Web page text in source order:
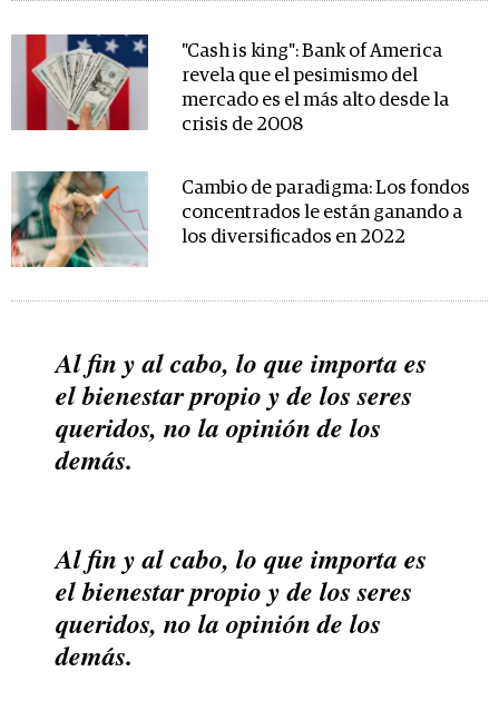
"Cash is king": Bank of America
revela que el pesimismo del
mercado es el más alto desde la
crisis de 2008
Cambio de paradigma: Los fondos
concentrados le están ganando a
los diversificados en 2022
Al fin y al cabo, lo que importa es
el bienestar propio y de los seres
queridos, no la opinión de los
demás.
Al fin y al cabo, lo que importa es
el bienestar propio y de los seres
queridos, no la opinión de los
demás.